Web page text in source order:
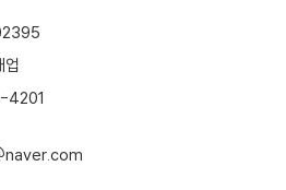
서 자신들이 행하고 있던 것과의 어떤 상
이 철학적 자기반성으로 상승한 이후, 예
이든 예술작품이 될 수 있게 되었고, 이
되었다. 단토에 따르면, 이제 예술의 역
Andy Warhol의 작품 〈브릴로 상자〉를
자〉는 우리가 슈퍼마켓에서 흔히 볼 수 있
지 않지만, 미술관에 전시됨으로써 예술
상 특정한 형식이나 미적 기준이 예술을
해석의 영역으로 들어섰음을 의미한다.
업
4201